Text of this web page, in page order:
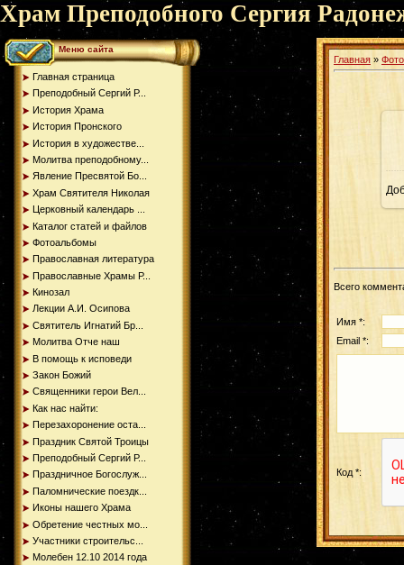
Храм Преподобного Сергия
Меню сайта
Главная страница
Преподобный Сергий Р...
История Храма
История Пронского
История в художестве...
Молитва преподобному...
Явление Пресвятой Бо...
Храм Святителя Николая
Церковный календарь ...
Каталог статей и файлов
Фотоальбомы
Православная литература
Православные Храмы Р...
Кинозал
Лекции А.И. Осипова
Святитель Игнатий Бр...
Молитва Отче наш
В помощь к исповеди
Закон Божий
Священники герои Вел...
Как нас найти:
Перезахоронение оста...
Праздник Святой Троицы
Преподобный Сергий Р...
Праздничное Богослуж...
Паломнические поездк...
Иконы нашего Храма
Обретение честных мо...
Участники строительс...
Молебен 12.10 2014 года
Главная »
Всего
Имя *:
Email *:
Код *: